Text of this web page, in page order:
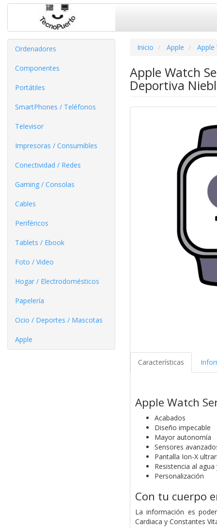
Ordenadores
Componentes
Portátiles
SmartPhones / Teléfonos
Televisor
Impresoras / Consumibles
Conectividad / Redes
Gaming / Consolas
Cables
Periféricos
Tablets / Ebook
Foto / Video
Hogar / Electrodomésticos
Papelería
Ocio / Deportes / Mascotas
Apple
Inicio Apple Apple
Apple Watch
Deportiva
Características
Apple Watch
Acabados
Diseño impecable
Mayor autonomía
Sensores
Pantalla Ion-X
Resistencia al
Personalización
Con tu cuerpo
La información es
Cardiaca y Constantes